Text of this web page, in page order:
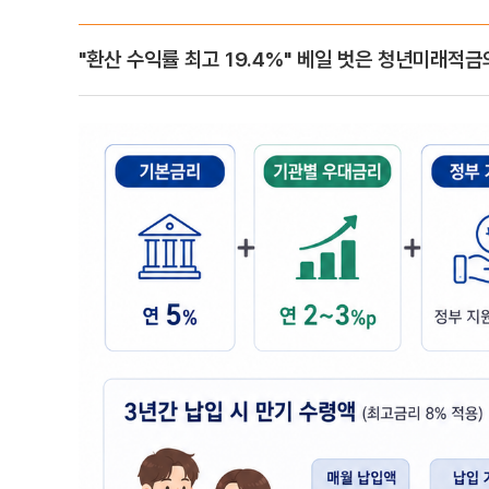
"환산 수익률 최고 19.4%" 베일 벗은 청년미래적금